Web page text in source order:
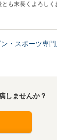
とも末長くよろし
・スポーツ専
しませんか？